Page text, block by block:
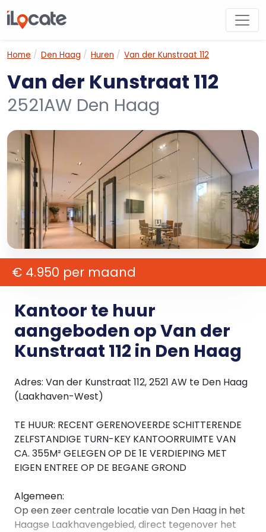
Home Den Haag Huren Van der Kunstraat 112
Van der Kunstraat 112
2521AW Den Haag
€ 4.950 per maand
Kantoor te huur
aangeboden op Van der
Kunstraat 112 in Den Haag
Adres: Van der Kunstraat 112, 2521 AW te Den Haag
(Laakhaven-West)
TE HUUR: RECENT GERENOVEERDE SCHITTERENDE
ZELFSTANDIGE TURN-KEY KANTOORRUIMTE VAN
CA. 355M² GELEGEN OP DE 1E VERDIEPING MET
EIGEN ENTREE OP DE BEGANE GROND
Algemeen:
Op een zeer centrale locatie van Den Haag in het
Haagse Laakhavengebied, direct tegenover het